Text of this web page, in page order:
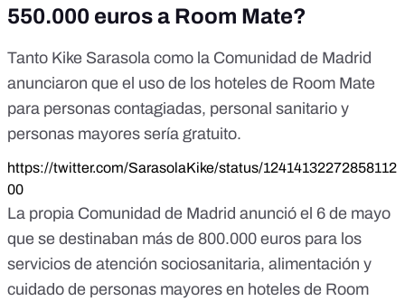
550.000 euros a Room Mate?
Tanto Kike Sarasola como la Comunidad de Madrid
anunciaron que el uso de los hoteles de Room Mate
para personas contagiadas, personal sanitario y
personas mayores sería gratuito.
https://twitter.com/SarasolaKike/status/12414132272858112
00
La propia Comunidad de Madrid anunció el 6 de mayo
que se destinaban más de 800.000 euros para los
servicios de atención sociosanitaria, alimentación y
cuidado de personas mayores en hoteles de Room